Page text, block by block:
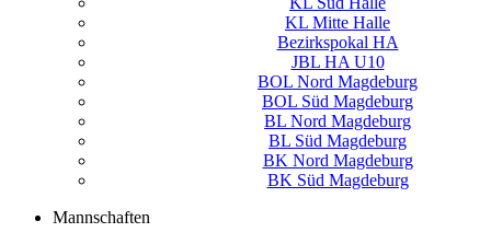
KL Mitte Halle
Bezirkspokal HA
JBL HA U10
BOL Nord Magdeburg
BOL Süd Magdeburg
BL Nord Magdeburg
BL Süd Magdeburg
BK Nord Magdeburg
BK Süd Magdeburg
Mannschaften